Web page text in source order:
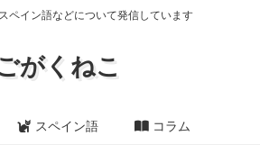
ペイン語などについて発信しています
がくねこ
スペイン語 コラム